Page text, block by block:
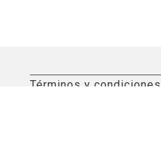
Términos y condiciones